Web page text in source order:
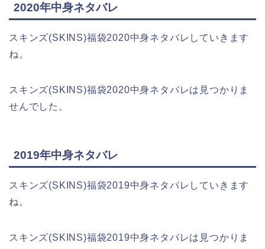
2020年中身ネタバレ
スキンズ(SKINS)福袋2020中身ネタバレしていきます
ね。
スキンズ(SKINS)福袋2020中身ネタバレは見つかりま
せんでした。
2019年中身ネタバレ
スキンズ(SKINS)福袋2019中身ネタバレしていきます
ね。
スキンズ(SKINS)福袋2019中身ネタバレは見つかりま